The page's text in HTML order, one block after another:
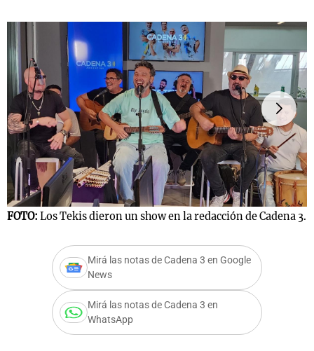
FOTO: Los Tekis dieron un show en la redacción de Cadena 3.
Mirá las notas de Cadena 3 en Google
News
Mirá las notas de Cadena 3 en
WhatsApp
Notas
Mundial 2026
Notas
La Sole en
Cadena 3